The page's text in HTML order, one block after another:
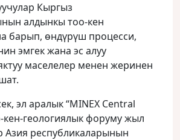
Кыргыз
алдынкы тоо-кен
барып, өндүрүш процесси,
эмгек жана эс алуу
маселелер менен жеринен
эл аралык “MINEX Central
кен-геологиялык форуму жыл
Азия республикаларынын